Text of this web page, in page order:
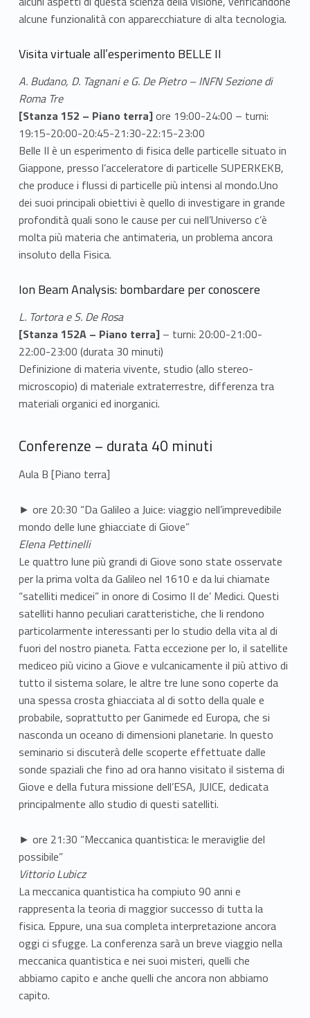
alcune funzionalità con apparecchiature di alta tecnologia.
Visita virtuale all’esperimento BELLE II
A. Budano, D. Tagnani e G. De Pietro – INFN Sezione di
Roma Tre
[Stanza 152 – Piano terra]ore 19:00-24:00 – turni:
19:15-20:00-20:45-21:30-22:15-23:00
Belle II è un esperimento di fisica delle particelle situato in
Giappone, presso l’acceleratore di particelle SUPERKEKB,
che produce i flussi di particelle più intensi al mondo.Uno
dei suoi principali obiettivi è quello di investigare in grande
profondità quali sono le cause per cui nell’Universo c’è
molta più materia che antimateria, un problema ancora
insoluto della Fisica.
Ion Beam Analysis: bombardare per conoscere
L. Tortora e S. De Rosa
[Stanza 152A – Piano terra] – turni: 20:00-21:00-
22:00-23:00 (durata 30 minuti)
Definizione di materia vivente, studio (allo stereo-
microscopio) di materiale extraterrestre, differenza tra
materiali organici ed inorganici.
Conferenze – durata 40 minuti
Aula B [Piano terra]
► ore 20:30 “Da Galileo a Juice: viaggio nell’imprevedibile
mondo delle lune ghiacciate di Giove”
Elena Pettinelli
Le quattro lune più grandi di Giove sono state osservate
per la prima volta da Galileo nel 1610 e da lui chiamate
“satelliti medicei” in onore di Cosimo II de’ Medici. Questi
satelliti hanno peculiari caratteristiche, che li rendono
particolarmente interessanti per lo studio della vita al di
fuori del nostro pianeta. Fatta eccezione per Io, il satellite
mediceo più vicino a Giove e vulcanicamente il più attivo di
tutto il sistema solare, le altre tre lune sono coperte da
una spessa crosta ghiacciata al di sotto della quale e
probabile, soprattutto per Ganimede ed Europa, che si
nasconda un oceano di dimensioni planetarie. In questo
seminario si discuterà delle scoperte effettuate dalle
sonde spaziali che fino ad ora hanno visitato il sistema di
Giove e della futura missione dell’ESA, JUICE, dedicata
principalmente allo studio di questi satelliti.
► ore 21:30 “Meccanica quantistica: le meraviglie del
possibile”
Vittorio Lubicz
La meccanica quantistica ha compiuto 90 anni e
rappresenta la teoria di maggior successo di tutta la
fisica. Eppure, una sua completa interpretazione ancora
oggi ci sfugge. La conferenza sarà un breve viaggio nella
meccanica quantistica e nei suoi misteri, quelli che
abbiamo capito e anche quelli che ancora non abbiamo
capito.